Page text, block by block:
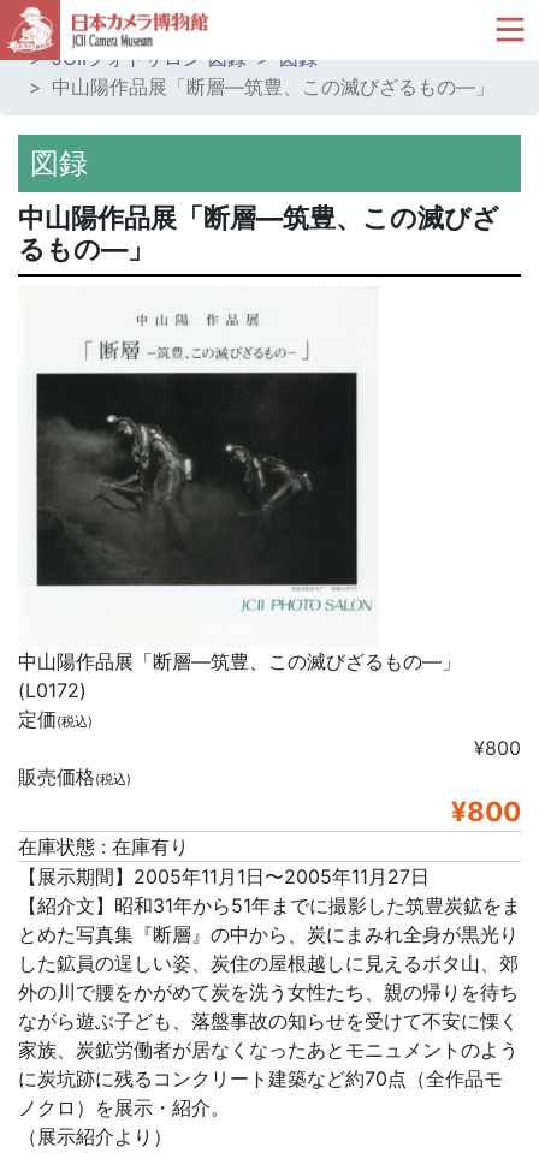
ホーム
ミュージアムショップ
JCIIフォトサロン 図録
図録
中山陽作品展「断層―筑豊、この滅びざるもの―」
図録
中山陽作品展「断層―筑豊、この滅びざ
るもの―」
中山陽作品展「断層―筑豊、この滅びざるもの―」
(L0172)
定価(税込)
¥800
販売価格(税込)
¥800
在庫状態 : 在庫有り
【展示期間】2005年11月1日〜2005年11月27日
【紹介文】昭和31年から51年までに撮影した筑豊炭鉱をま
とめた写真集『断層』の中から、炭にまみれ全身が黒光り
した鉱員の逞しい姿、炭住の屋根越しに見えるボタ山、郊
外の川で腰をかがめて炭を洗う女性たち、親の帰りを待ち
ながら遊ぶ子ども、落盤事故の知らせを受けて不安に慄く
家族、炭鉱労働者が居なくなったあとモニュメントのよう
に炭坑跡に残るコンクリート建築など約70点（全作品モ
ノクロ）を展示・紹介。
（展示紹介より）